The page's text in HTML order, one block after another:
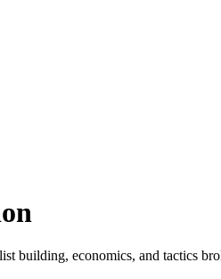
building, economics, and tactics